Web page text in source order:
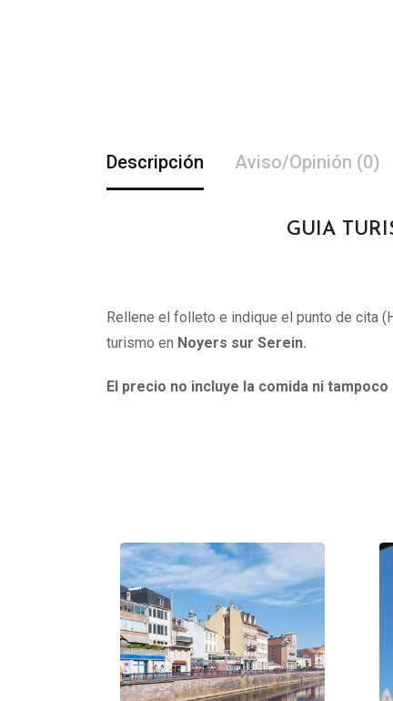
Descripción Aviso/Opinión (0)
GUIA
Rellene el folleto e indique el punto de cita
turismo en Noyers sur Serein.
El precio no incluye la comida ni